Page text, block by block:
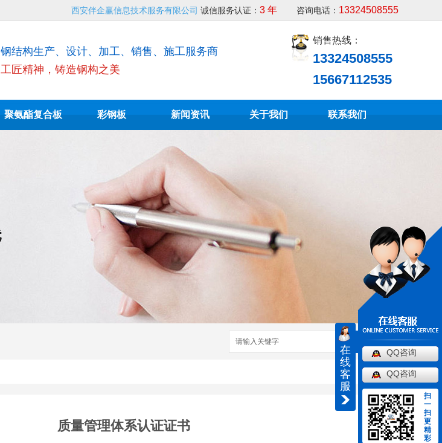
西安伴企赢信息技术服务有限公司 诚信服务认证： 3 年 咨询电话： 13324508555
钢结构生产、设计、加工、销售、施工服务商
工匠精神，铸造钢构之美
销售热线：
13324508555
15667112535
聚氨酯复合板 彩钢板 新闻资讯 关于我们 联系我们
搜索
质量管理体系认证证书
在
线
客
服
QQ咨询
QQ咨询
扫
一
扫
更
精
彩